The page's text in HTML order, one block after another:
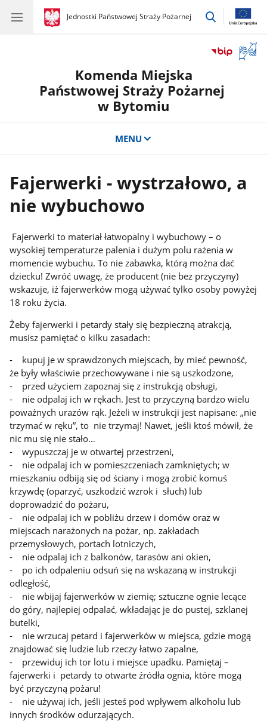
gov.pl
Jednostki Państwowej Straży Pożarnej
gov.pl
Jednostki
przejdź
okno
Komenda Miejska
Państwowej Straży Pożarnej
w Bytomiu
MENU
Fajerwerki - wystrzałowo, a
nie wybuchowo
Fajerwerki to materiał łatwopalny i wybuchowy – o
wysokiej temperaturze palenia i dużym polu rażenia w
momencie wybuchu. To nie zabawka, którą można dać
dziecku! Zwróć uwagę, że producent (nie bez przyczyny)
wskazuje, iż fajerwerków mogą używać tylko osoby powyżej
18 roku życia.
Żeby fajerwerki i petardy stały się bezpieczną atrakcją,
musisz pamiętać o kilku zasadach:
- kupuj je w sprawdzonych miejscach, by mieć pewność,
że były właściwie przechowywane i nie są uszkodzone,
- przed użyciem zapoznaj się z instrukcją obsługi,
- nie odpalaj ich w rękach. Jest to przyczyną bardzo wielu
poważnych urazów rąk. Jeżeli w instrukcji jest napisane: „nie
trzymać w ręku”, to nie trzymaj! Nawet, jeśli ktoś mówił, że
nic mu się nie stało…
- wypuszczaj je w otwartej przestrzeni,
- nie odpalaj ich w pomieszczeniach zamkniętych; w
mieszkaniu odbiją się od ściany i mogą zrobić komuś
krzywdę (oparzyć, uszkodzić wzrok i słuch) lub
doprowadzić do pożaru,
- nie odpalaj ich w pobliżu drzew i domów oraz w
miejscach narażonych na pożar, np. zakładach
przemysłowych, portach lotniczych,
- nie odpalaj ich z balkonów, tarasów ani okien,
- po ich odpaleniu odsuń się na wskazaną w instrukcji
odległość,
- nie wbijaj fajerwerków w ziemię; sztuczne ognie lecące
do góry, najlepiej odpalać, wkładając je do pustej, szklanej
butelki,
- nie wrzucaj petard i fajerwerków w miejsca, gdzie mogą
znajdować się ludzie lub rzeczy łatwo zapalne,
- przewiduj ich tor lotu i miejsce upadku. Pamiętaj –
fajerwerki i petardy to otwarte źródła ognia, które mogą
być przyczyną pożaru!
- nie używaj ich, jeśli jesteś pod wpływem alkoholu lub
innych środków odurzających.